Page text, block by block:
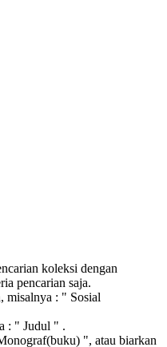
koleksi dengan
pencarian saja.
misalnya : " Sosial
: " Judul " .
", atau biarkan